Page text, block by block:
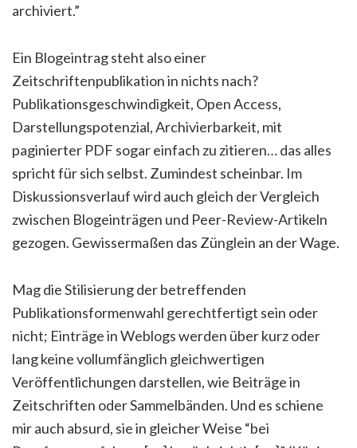
archiviert.”
Ein Blogeintrag steht also einer
Zeitschriftenpublikation in nichts nach?
Publikationsgeschwindigkeit, Open Access,
Darstellungspotenzial, Archivierbarkeit, mit
paginierter PDF sogar einfach zu zitieren… das alles
spricht für sich selbst. Zumindest scheinbar. Im
Diskussionsverlauf wird auch gleich der Vergleich
zwischen Blogeinträgen und Peer-Review-Artikeln
gezogen. Gewissermaßen das Zünglein an der Wage.
Mag die Stilisierung der betreffenden
Publikationsformenwahl gerechtfertigt sein oder
nicht; Einträge in Weblogs werden über kurz oder
lang keine vollumfänglich gleichwertigen
Veröffentlichungen darstellen, wie Beiträge in
Zeitschriften oder Sammelbänden. Und es schiene
mir auch absurd, sie in gleicher Weise “bei